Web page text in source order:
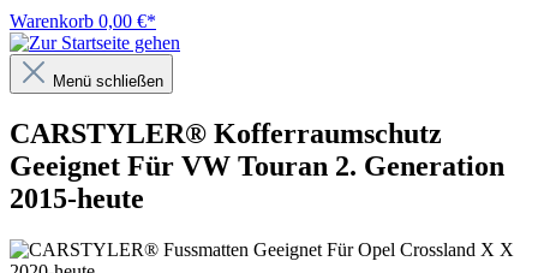
Warenkorb 0,00 €*
Menü schließen
CARSTYLER® Kofferraumschutz
Geeignet Für VW Touran 2. Generation
2015-heute